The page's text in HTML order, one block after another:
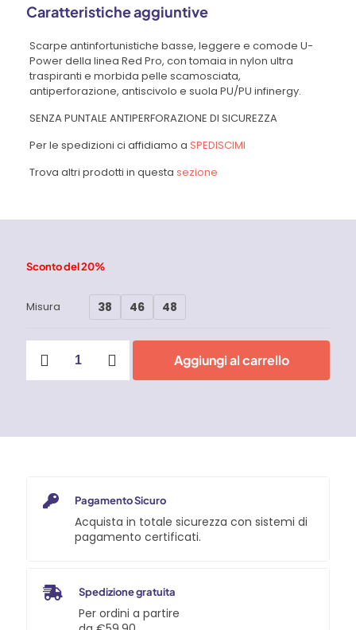
Caratteristiche aggiuntive
Scarpe antinfortunistiche basse, leggere e comode U-
Power della linea Red Pro, con tomaia in nylon ultra
traspiranti e morbida pelle scamosciata,
antiperforazione, antiscivolo e suola PU/PU infinergy.
SENZA PUNTALE ANTIPERFORAZIONE DI SICUREZZA
Per le spedizioni ci affidiamo a SPEDISCIMI
Trova altri prodotti in questa sezione
Sconto del 20%
Misura 38 46 48
antinfortunistiche
U-
FO
Aggiungi al carrello
Pagamento Sicuro
Acquista in totale sicurezza con sistemi di
pagamento certificati.
Spedizione gratuita
Per ordini a partire